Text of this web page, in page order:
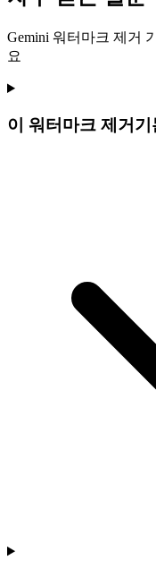
Gemini 워터마크 제거
요
이 워터마크 제거